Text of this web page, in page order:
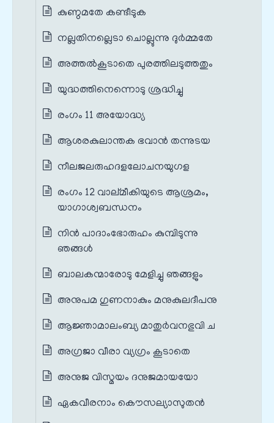
കുണ്ഠമതേ കണ്ടീടുക
നല്ലതിനല്ലെടാ ചൊല്ലുന്നു ദുര്‍മ്മതേ
അത്തല്‍കൂടാതെ പുരത്തിലടുത്തതും
യുദ്ധത്തിനെന്നൊടു ശ്രദ്ധിച്ചു
രംഗം 11 അയോദ്ധ്യ
ആശരകുലാന്തക ഭവാന്‍ തന്നുടയ
നീലജലരുഹദളലോചനയുഗള
രംഗം 12 വാല്മീകിയുടെ ആശ്രമം,
യാഗാശ്വബന്ധനം
നിന്‍ പാദാംഭോരുഹം കുമ്പിടുന്നു
ഞങ്ങള്‍
ബാലകന്മാരോടു മേളിച്ചു ഞങ്ങളും
അനുപമ ഗുണനാകും മനുകുലദീപനു
ആജ്ഞാമാലംബ്യ മാതുര്‍വനഭുവി ച
അഗ്രജാ വീരാ വ്യഗ്രം കൂടാതെ
അനുജ വിസ്മയം ദനുജമായയോ
ഏകവീരനാം കൌസല്യാസുതന്‍